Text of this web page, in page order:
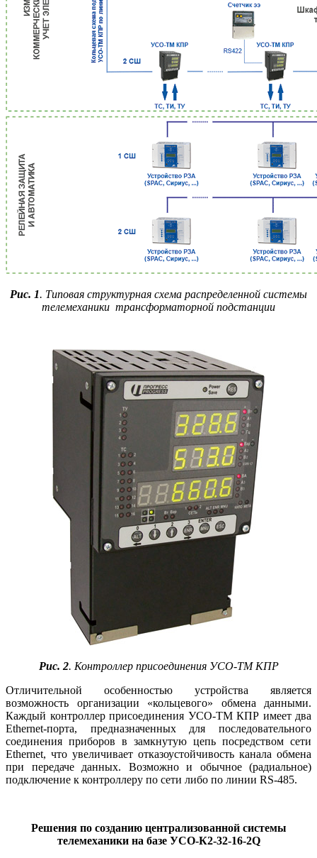
Рис. 1. Типовая структурная схема распределенной системы
телемеханики трансформаторной подстанции
Рис. 2. Контроллер присоединения УСО-ТМ КПР
Отличительной особенностью устройства является
возможность организации «кольцевого» обмена данными.
Каждый контроллер присоединения УСО-ТМ КПР имеет два
Ethernet-порта, предназначенных для последовательного
соединения приборов в замкнутую цепь посредством сети
Ethernet, что увеличивает отказоустойчивость канала обмена
при передаче данных. Возможно и обычное (радиальное)
подключение к контроллеру по сети либо по линии RS‑485.
Решения по созданию централизованной системы
телемеханики на базе УСО-К2-32-16-2Q